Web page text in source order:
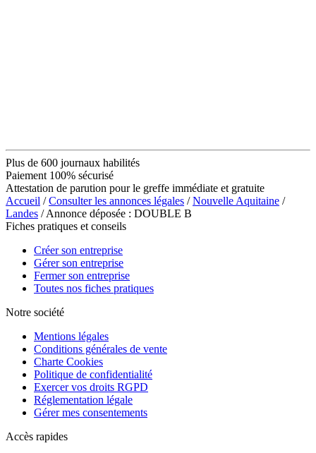
Plus de 600 journaux habilités
Paiement 100% sécurisé
Attestation de parution pour le greffe immédiate et gratuite
Accueil /Consulter les annonces légales /Nouvelle Aquitaine /
Landes / Annonce déposée : DOUBLE B
Fiches pratiques et conseils
Créer son entreprise
Gérer son entreprise
Fermer son entreprise
Toutes nos fiches pratiques
Notre société
Mentions légales
Conditions générales de vente
Charte Cookies
Politique de confidentialité
Exercer vos droits RGPD
Réglementation légale
Gérer mes consentements
Accès rapides